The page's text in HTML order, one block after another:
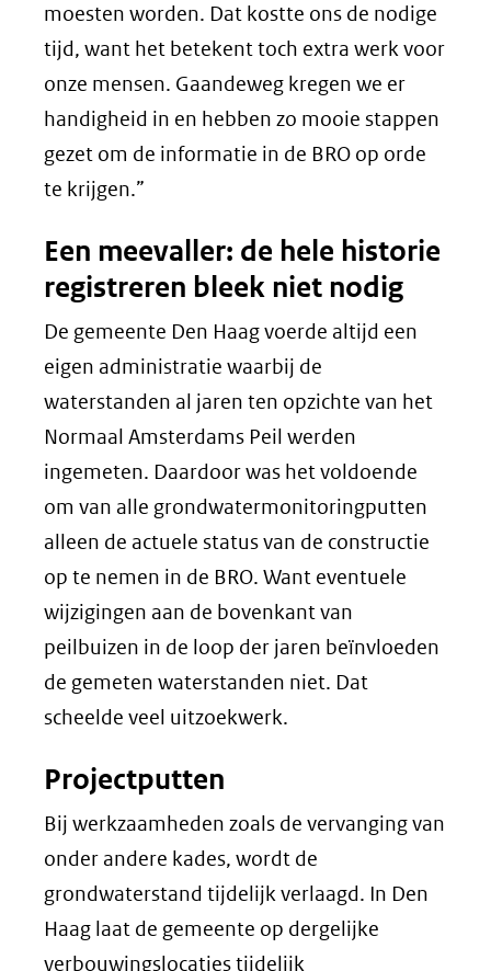
moesten worden. Dat kostte ons de nodige
tijd, want het betekent toch extra werk voor
onze mensen. Gaandeweg kregen we er
handigheid in en hebben zo mooie stappen
gezet om de informatie in de BRO op orde
te krijgen.”
Een meevaller: de hele historie
registreren bleek niet nodig
De gemeente Den Haag voerde altijd een
eigen administratie waarbij de
waterstanden al jaren ten opzichte van het
Normaal Amsterdams Peil werden
ingemeten. Daardoor was het voldoende
om van alle grondwatermonitoringputten
alleen de actuele status van de constructie
op te nemen in de BRO. Want eventuele
wijzigingen aan de bovenkant van
peilbuizen in de loop der jaren beïnvloeden
de gemeten waterstanden niet. Dat
scheelde veel uitzoekwerk.
Projectputten
Bij werkzaamheden zoals de vervanging van
onder andere kades, wordt de
grondwaterstand tijdelijk verlaagd. In Den
Haag laat de gemeente op dergelijke
verbouwingslocaties tijdelijk